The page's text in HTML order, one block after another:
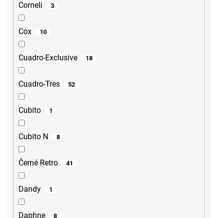
Corneli 3
Cox 10
Cuadro-Exclusive 18
Cuadro-Tres 52
Cubito 1
Cubito N 8
Černé Retro 41
Dandy 1
Daphne 8